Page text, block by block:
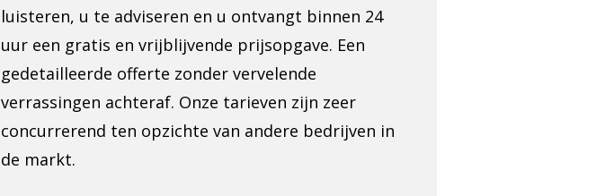
luisteren, u te adviseren en u ontvangt binnen 24
uur een gratis en vrijblijvende prijsopgave. Een
gedetailleerde offerte zonder vervelende
verrassingen achteraf. Onze tarieven zijn zeer
concurrerend ten opzichte van andere bedrijven in
de markt.